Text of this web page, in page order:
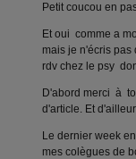
Petit coucou en
Et oui comme a
mais je n'écris
rdv chez le psy
D'abord merci à
d'article. Et
Le dernier week
mes colègues de